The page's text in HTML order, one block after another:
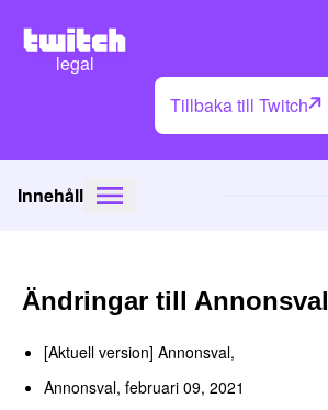
legal
Tillbaka till Twitch
Innehåll
Ändringar till Annonsval
[Aktuell version] Annonsval,
Annonsval, februari 09, 2021